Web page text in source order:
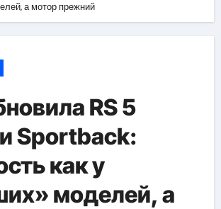
а мотор прежний
RS 5
Sportback:
как у
моделей, а